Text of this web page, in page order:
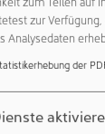
zur
Analysedaten
der